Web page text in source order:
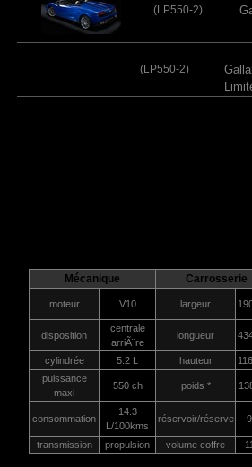
(LP550-2)
(LP550-2)
Mécanique Carrosserie
moteur V10 largeur
disposition
centrale
arriÃ¨re
longueur
cylindrée 5.2 L hauteur
puissance
maxi
550 ch poids *
consommation
14.3
L/100kms
réservoir/réserve
transmission propulsion volume coffre